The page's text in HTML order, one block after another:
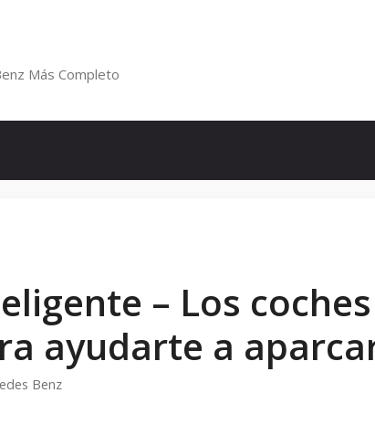
Más Completo
– Los
ayudarte a
Benz